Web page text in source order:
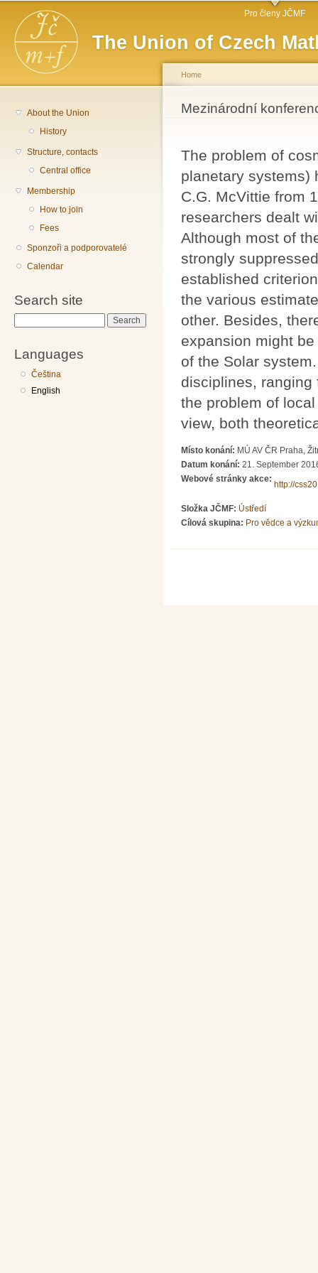
The Union of Czech
Main menu Pro členy JČMF
About the Union
History
Structure, contacts
Central office
Membership
How to join
Fees
Sponzoři a podporovatelé
Calendar
Search site
Languages
Čeština
English
You are here
Home
Mezinárodní
The problem of
planetary systems)
C.G. McVittie from
researchers dealt
Although most of
strongly
established
the various
other. Besides,
expansion might
of the Solar
disciplines,
the problem of
view, both
Místo konání: MÚ AV ČR Praha,
Datum konání: 21. September
Webové stránky akce:
http://
Složka JČMF: Ústředí
Cílová skupina: Pro vědce a